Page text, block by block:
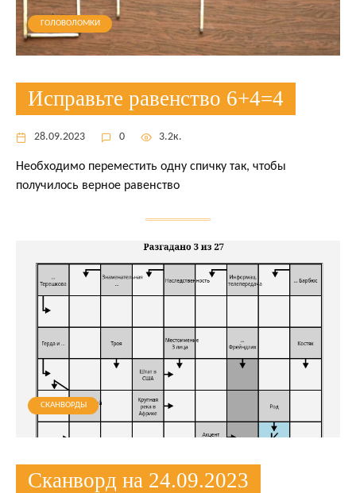
ГОЛОВОЛОМКИ
Исправьте равенство 6+4=4
28.09.2023 0 3.2к.
Необходимо переместить одну спичку так, чтобы
получилось верное равенство
СКАНВОРДЫ
Сканворд на 24.09.2023